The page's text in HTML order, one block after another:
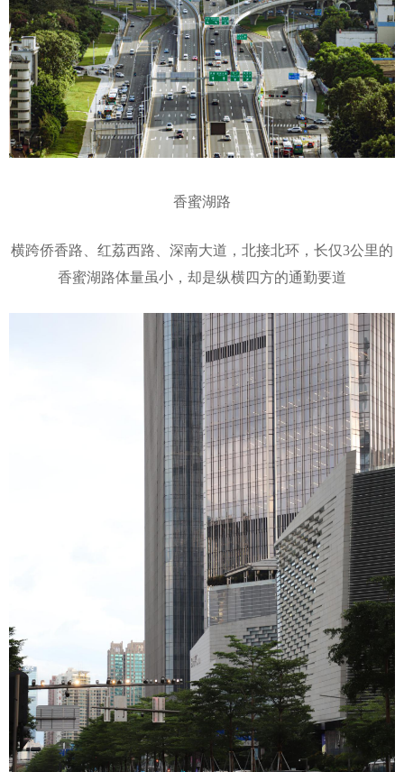
香蜜湖路
横跨侨香路、红荔西路、深南大道，北接北环，长仅3公里的
香蜜湖路体量虽小，却是纵横四方的通勤要道